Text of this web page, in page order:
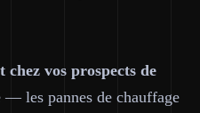
chez vos prospects de
— les pannes de chauffage